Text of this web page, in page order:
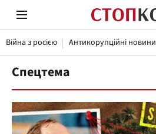
Стоп Політичній Корупції
Війна з росією Антикорупційні новини
Спецтема